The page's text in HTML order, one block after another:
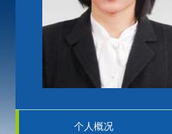
个人概况